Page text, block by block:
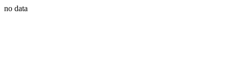
no data